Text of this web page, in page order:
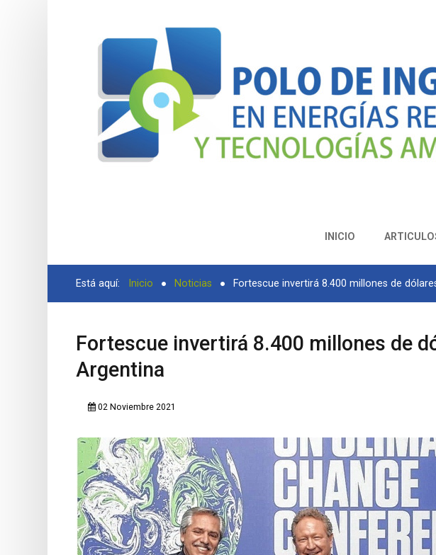
BUSCAR
INICIO
Está aquí: Inicio Noticias Fortescue invertirá 8.400 millones de
Fortescue invertirá 8.400 millones de
Argentina
02 Noviembre 2021